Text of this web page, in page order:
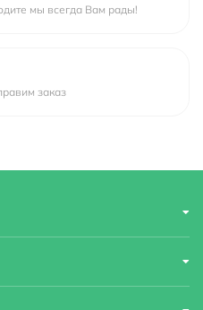
качество и
мы всегда Вам рады!
заказ